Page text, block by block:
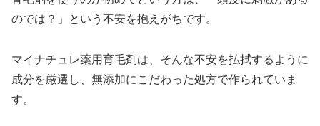
のでは？」という不安を抱えがちです。
マイナチュレ薬用育毛剤は、そんな不安を払拭するように
成分を厳選し、無添加にこだわった処方で作られていま
す。